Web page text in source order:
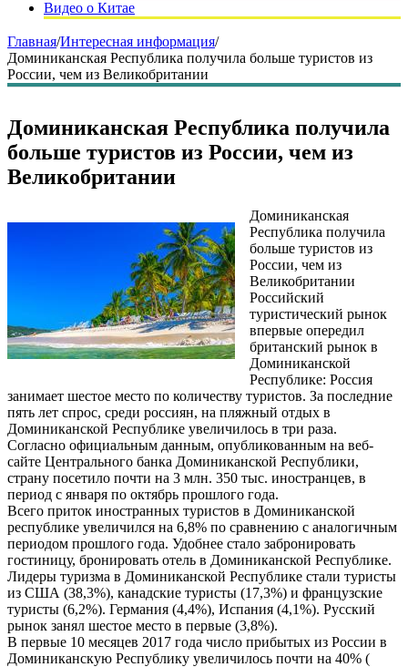
Видео о Китае
Главная/Интересная информация/
Доминиканская Республика получила больше туристов из
России, чем из Великобритании
Доминиканская Республика получила
больше туристов из России, чем из
Великобритании
Доминиканская
Республика получила
больше туристов из
России, чем из
Великобритании
Российский
туристический рынок
впервые опередил
британский рынок в
Доминиканской
Республике: Россия
занимает шестое место по количеству туристов. За последние
пять лет спрос, среди россиян, на пляжный отдых в
Доминиканской Республике увеличилось в три раза.
Согласно официальным данным, опубликованным на веб-
сайте Центрального банка Доминиканской Республики,
страну посетило почти на 3 млн. 350 тыс. иностранцев, в
период с января по октябрь прошлого года.
Всего приток иностранных туристов в Доминиканской
республике увеличился на 6,8% по сравнению с аналогичным
периодом прошлого года. Удобнее стало забронировать
гостиницу, бронировать отель в Доминиканской Республике.
Лидеры туризма в Доминиканской Республике стали туристы
из США (38,3%), канадские туристы (17,3%) и французские
туристы (6,2%). Германия (4,4%), Испания (4,1%). Русский
рынок занял шестое место в первые (3,8%).
В первые 10 месяцев 2017 года число прибытых из России в
Доминиканскую Республику увеличилось почти на 40% (